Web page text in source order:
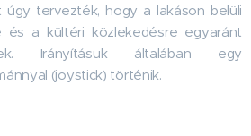
tervezték, hogy a lakáson belüli
és a kültéri közlekedésre egyaránt
Irányításuk általában egy
(joystick) történik.